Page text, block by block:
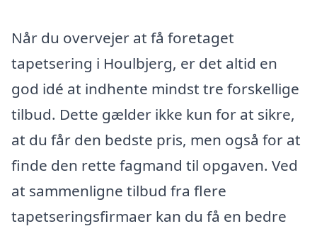
Når du overvejer at få foretaget
tapetsering i Houlbjerg, er det altid en
god idé at indhente mindst tre forskellige
tilbud. Dette gælder ikke kun for at sikre,
at du får den bedste pris, men også for at
finde den rette fagmand til opgaven. Ved
at sammenligne tilbud fra flere
tapetseringsfirmaer kan du få en bedre